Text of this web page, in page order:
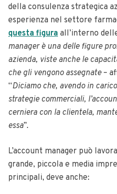
della consulenza strategica
esperienza nel settore
questa figura all’interno
manager è una delle figure
azienda, viste anche le
che gli vengono assegnate–
“Diciamo che, avendo in
strategie commerciali,
cerniera con la clientela,
essa”.
L’account manager può
grande, piccola e media
principali, deve anche: